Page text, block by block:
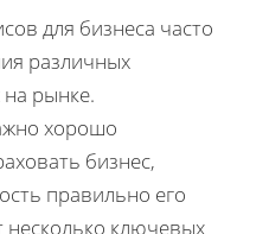
для бизнеса часто
различных
рынке.
хорошо
бизнес,
правильно его
ключевых